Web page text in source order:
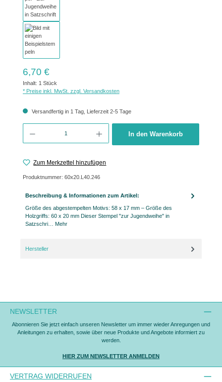
Regulärer Preis:
6,70 €
Inhalt: 1 Stück
* Preise inkl. MwSt. zzgl. Versandkosten
Versandfertig in 1 Tag, Lieferzeit 2-5 Tage
In den Warenkorb
Zum Merkzettel hinzufügen
Produktnummer: 60x20.L40.246
Beschreibung & Informationen zum Artikel:
Größe des abgestempelten Motivs: 58 x 17 mm – Größe des
Holzgriffs: 60 x 20 mm Dieser Stempel "zur Jugendweihe" in
Satzschri… Mehr
Hersteller
NEWSLETTER
Abonnieren Sie jetzt einfach unseren Newsletter um immer wieder Anregungen und
Anleitungen zu erhalten, sowie über neue Produkte und Angebote informiert zu
werden.
HIER ZUM NEWSLETTER ANMELDEN
VERTRAG WIDERRUFEN